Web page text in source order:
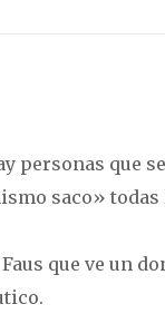
personas que
saco»
que ve un